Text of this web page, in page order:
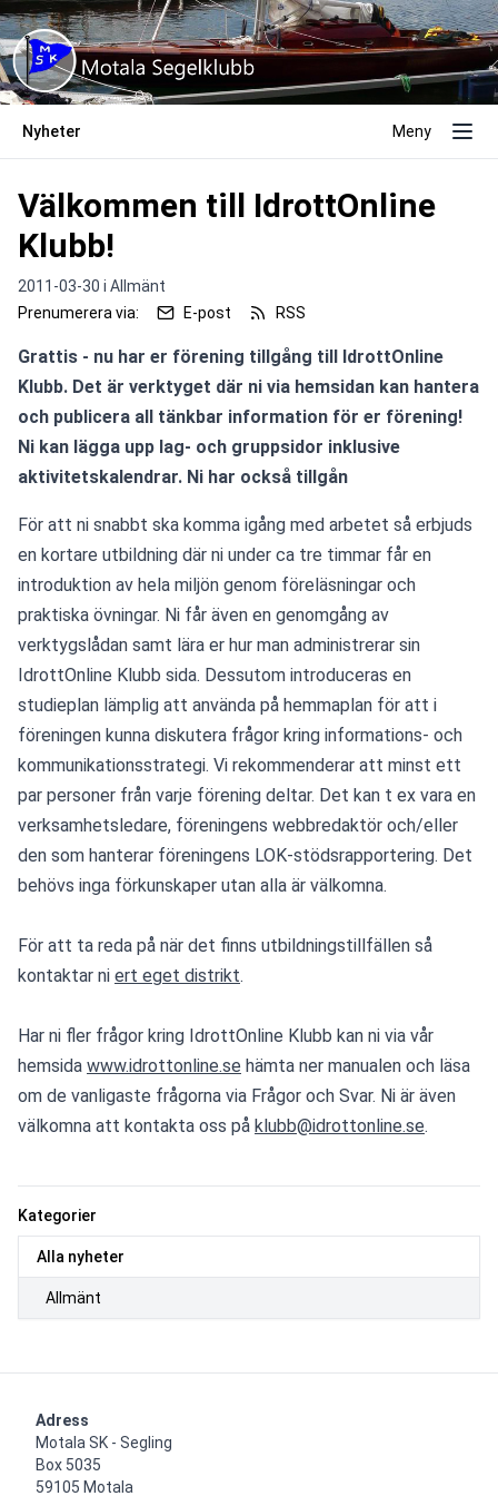
Nyheter Meny
Kategorier
Alla nyheter
Allmänt
Välkommen till IdrottOnline
Klubb!
2011-03-30 i Allmänt
Prenumerera via:
E-post RSS
Grattis - nu har er förening tillgång till IdrottOnline
Klubb. Det är verktyget där ni via hemsidan kan hantera
och publicera all tänkbar information för er förening!
Ni kan lägga upp lag- och gruppsidor inklusive
aktivitetskalendrar. Ni har också tillgån
För att ni snabbt ska komma igång med arbetet så erbjuds
en kortare utbildning där ni under ca tre timmar får en
introduktion av hela miljön genom föreläsningar och
praktiska övningar. Ni får även en genomgång av
verktygslådan samt lära er hur man administrerar sin
IdrottOnline Klubb sida. Dessutom introduceras en
studieplan lämplig att använda på hemmaplan för att i
föreningen kunna diskutera frågor kring informations- och
kommunikationsstrategi. Vi rekommenderar att minst ett
par personer från varje förening deltar. Det kan t ex vara en
verksamhetsledare, föreningens webbredaktör och/eller
den som hanterar föreningens LOK-stödsrapportering. Det
behövs inga förkunskaper utan alla är välkomna.
För att ta reda på när det finns utbildningstillfällen så
kontaktar ni ert eget distrikt.
Har ni fler frågor kring IdrottOnline Klubb kan ni via vår
hemsida www.idrottonline.se hämta ner manualen och läsa
om de vanligaste frågorna via Frågor och Svar. Ni är även
välkomna att kontakta oss på klubb@idrottonline.se.
Adress
Motala SK - Segling
Box 5035
59105 Motala